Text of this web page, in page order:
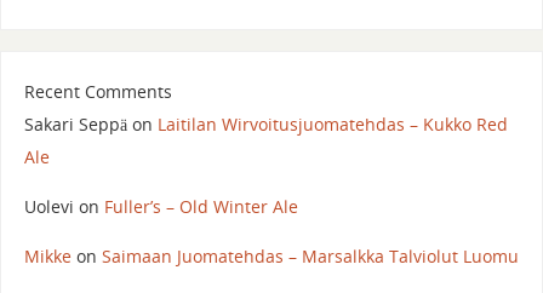
Recent Comments
Sakari Seppäon Laitilan Wirvoitusjuomatehdas – Kukko Red
Ale
Uolevi on Fuller’s – Old Winter Ale
Mikkeon Saimaan Juomatehdas – Marsalkka Talviolut Luomu